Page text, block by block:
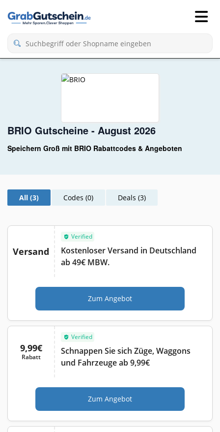
BRIO Gutscheine - August 2026
Speichern Groß mit BRIO Rabattcodes & Angeboten
All (3) Codes (0) Deals (3)
Versand
Verified
Kostenloser Versand in Deutschland
ab 49€ MBW.
Zum Angebot
9,99€
Rabatt
Verified
Schnappen Sie sich Züge, Waggons
und Fahrzeuge ab 9,99€
Zum Angebot